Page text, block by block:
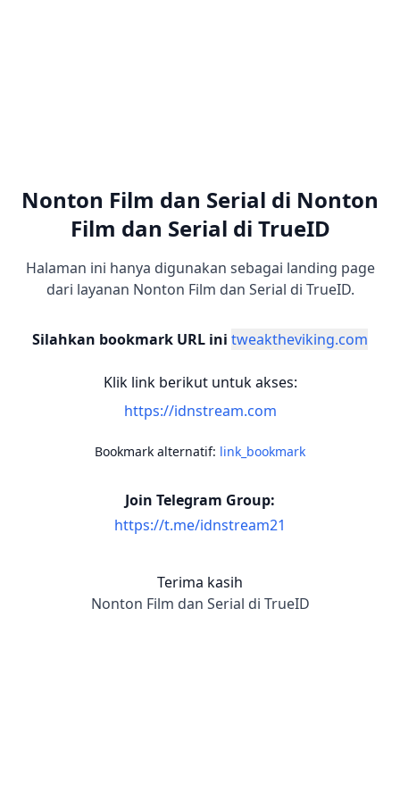
Nonton Film dan Serial di Nonton
Film dan Serial di TrueID
Halaman ini hanya digunakan sebagai landing page
dari layanan Nonton Film dan Serial di TrueID.
Silahkan bookmark URL ini tweaktheviking.com
Klik link berikut untuk akses:
https://idnstream.com
Bookmark alternatif: link_bookmark
Join Telegram Group:
https://t.me/idnstream21
Terima kasih
Nonton Film dan Serial di TrueID